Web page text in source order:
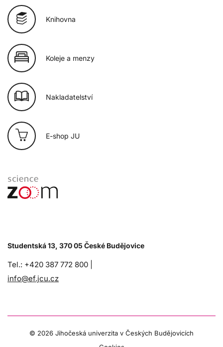
Knihovna
Koleje a menzy
Nakladatelství
E-shop JU
Studentská 13, 370 05 České Budějovice
Tel.: +420 387 772 800 |
info@ef.jcu.cz
© 2026 Jihočeská univerzita v Českých Budějovicích